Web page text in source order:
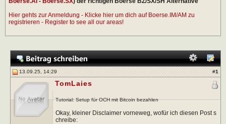
Hier gehts zur Anmeldung - Klicke hier um dich auf Boerse.IM/AM zu
registrieren - Register to see all our areas!
13.09.25, 14:29 #1
TomLaies
Tutorial: Setup für OCH mit Bitcoin bezahlen
Okay, kleiner Disclaimer vorneweg, wofür ich diesen Post s
chreibe: